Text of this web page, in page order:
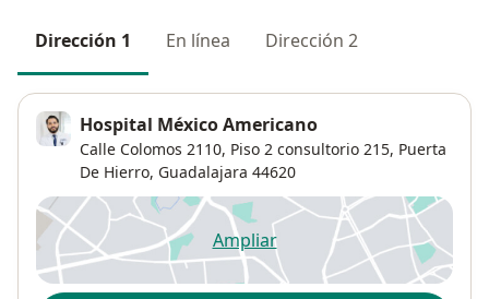
Dirección 1 En línea Dirección 2
Hospital México Americano
Calle Colomos 2110, Piso 2 consultorio 215, Puerta
De Hierro, Guadalajara 44620
Ampliarse abre en una nueva